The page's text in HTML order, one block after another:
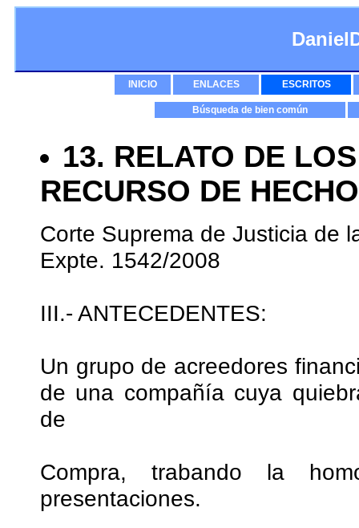
INICIO ENLACES ESCRITOS
Búsqueda de bien común
13. RELATO DE
RECURSO DE HECHO
Corte Suprema de Justicia de
Expte. 1542/2008
III.- ANTECEDENTES:
Un grupo de acreedores
de una compañía cuya
de
Compra, trabando la
presentaciones.